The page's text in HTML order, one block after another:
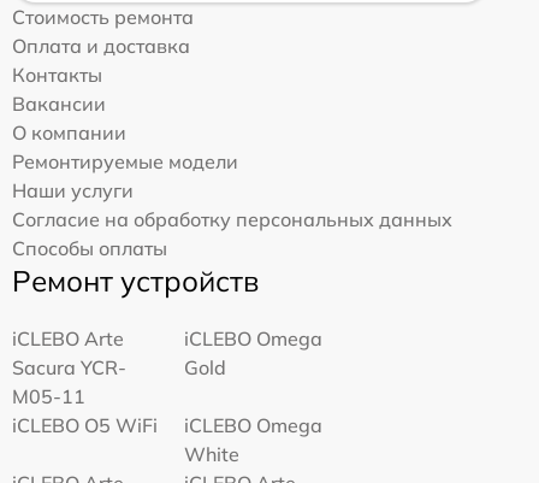
Стоимость ремонта
Оплата и доставка
Контакты
Вакансии
О компании
Ремонтируемые модели
Наши услуги
Согласие на обработку персональных данных
Способы оплаты
Ремонт устройств
iCLEBO Arte
Sacura YCR-
M05-11
iCLEBO Omega
Gold
iCLEBO O5 WiFi
iCLEBO Omega
White